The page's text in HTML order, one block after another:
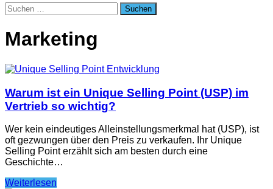
Suchen
nach:
Marketing
Warum ist ein Unique Selling Point (USP) im
Vertrieb so wichtig?
Wer kein eindeutiges Alleinstellungsmerkmal hat (USP), ist
oft gezwungen über den Preis zu verkaufen. Ihr Unique
Selling Point erzählt sich am besten durch eine
Geschichte…
Weiterlesen